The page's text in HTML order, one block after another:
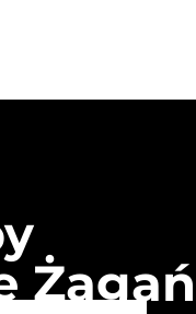
Żagań